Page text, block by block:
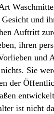
und
Auftritt
ihren
und
Sie
der
ist nicht